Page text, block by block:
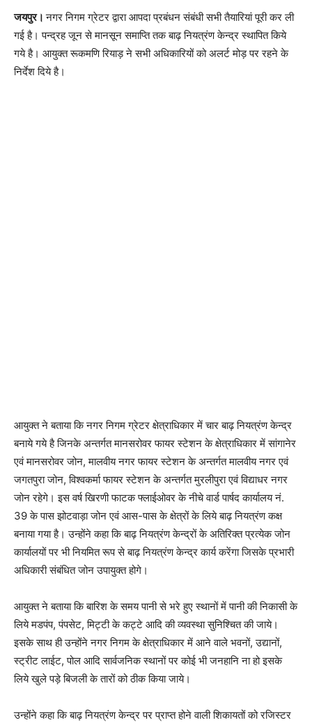
जयपुर।नगर निगम ग्रेटर द्वारा आपदा प्रबंधन संबंधी सभी तैयारियां पूरी कर ली
गई है। पन्द्रह जून से मानसून समाप्ति तक बाढ़ नियत्रंण केन्द्र स्थापित किये
गये है। आयुक्त रूकमणि रियाड़ ने सभी अधिकारियों को अलर्ट मोड़ पर रहने के
निर्देश दिये है।
आयुक्त ने बताया कि नगर निगम ग्रेटर क्षेत्राधिकार में चार बाढ़ नियत्रंण केन्द्र
बनाये गये है जिनके अन्तर्गत मानसरोवर फायर स्टेशन के क्षेत्राधिकार में सांगानेर
एवं मानसरोवर जोन, मालवीय नगर फायर स्टेशन के अन्तर्गत मालवीय नगर एवं
जगतपुरा जोन, विश्वकर्मा फायर स्टेशन के अन्तर्गत मुरलीपुरा एवं विद्याधर नगर
जोन रहेगे। इस वर्ष खिरणी फाटक फ्लाईओवर के नीचे वार्ड पार्षद कार्यालय नं.
39 के पास झोटवाड़ा जोन एवं आस-पास के क्षेत्रों के लिये बाढ़ नियत्रंण कक्ष
बनाया गया है। उन्होंने कहा कि बाढ़ नियत्रंण केन्द्रों के अतिरिक्त प्रत्येक जोन
कार्यालयों पर भी नियमित रूप से बाढ़ नियत्रंण केन्द्र कार्य करेंगा जिसके प्रभारी
अधिकारी संबंधित जोन उपायुक्त होगे।
आयुक्त ने बताया कि बारिश के समय पानी से भरे हुए स्थानों में पानी की निकासी के
लिये मडपंप, पंपसेट, मिट्टी के कट्टे आदि की व्यवस्था सुनिश्चित की जाये।
इसके साथ ही उन्होंने नगर निगम के क्षेत्राधिकार में आने वाले भवनों, उद्यानों,
स्ट्रीट लाईट, पोल आदि सार्वजनिक स्थानों पर कोई भी जनहानि ना हो इसके
लिये खुले पड़े बिजली के तारों को ठीक किया जाये।
उन्होंने कहा कि बाढ़ नियत्रंण केन्द्र पर प्राप्त होने वाली शिकायतों को रजिस्टर